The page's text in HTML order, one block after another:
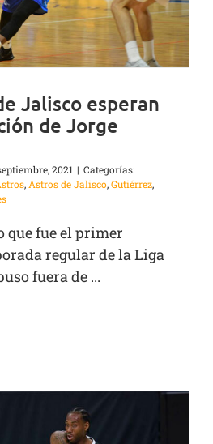
Jalisco esperan
de Jorge
2021 | Categorías:
, Astros de Jalisco,Gutiérrez,
que fue el primer
regular de la Liga
fuera de ...